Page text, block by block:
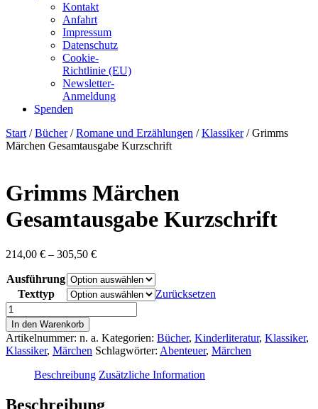
Kontakt
Anfahrt
Impressum
Datenschutz
Cookie-
Richtlinie (EU)
Newsletter-
Anmeldung
Spenden
Skip
to
Start /Bücher/Romane und Erzählungen /Klassiker/ Grimms
Märchen Gesamtausgabe Kurzschrift
Grimms Märchen
Gesamtausgabe Kurzschrift
214,00 € – 305,50 €Preisspanne:
bis
305,50 €
Ausführung
Texttyp
Zurücksetzen
Grimms
Märchen
Gesamtausgabe
Kurzschrift
Menge
In den Warenkorb
Artikelnummer: n. a. Kategorien: Bücher, Kinderliteratur, Klassiker,
Klassiker, Märchen Schlagwörter: Abenteuer, Märchen
Beschreibung Zusätzliche Information
Beschreibung